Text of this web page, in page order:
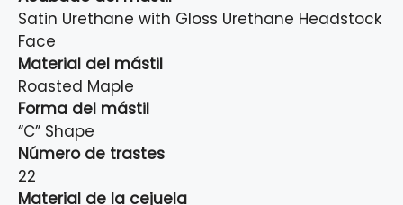
Satin Urethane with Gloss Urethane Headstock
Face
Material del mástil
Roasted Maple
Forma del mástil
“C” Shape
Número de trastes
22
Material de la cejuela